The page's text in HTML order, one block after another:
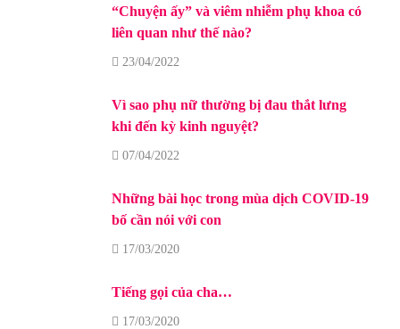
“Chuyện ấy” và viêm nhiễm phụ khoa có
liên quan như thế nào?
23/04/2022
Vì sao phụ nữ thường bị đau thắt lưng
khi đến kỳ kinh nguyệt?
07/04/2022
Những bài học trong mùa dịch COVID-19
bố cần nói với con
17/03/2020
Tiếng gọi của cha…
17/03/2020